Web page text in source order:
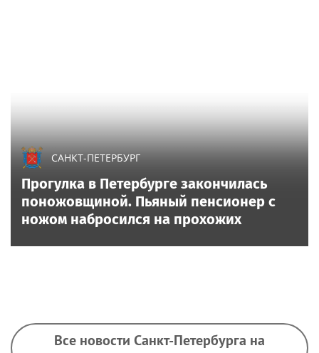
САНКТ-ПЕТЕРБУРГ
Прогулка в Петербурге закончилась
поножовщиной. Пьяный пенсионер с
ножом набросился на прохожих
Все новости Санкт-Петербурга на